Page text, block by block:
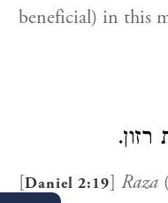
beneficial) in this
[Daniel 2:19] Raza